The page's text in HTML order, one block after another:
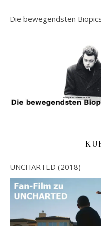
Die bewegendsten
UNCHARTED (2018)